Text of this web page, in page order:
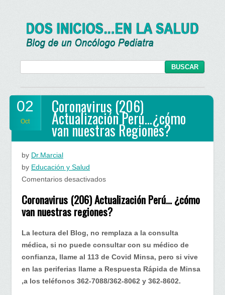
02
Oct
Coronavirus (206)
Actualización Perú…¿cómo
van nuestras Regiones?
by Dr.Marcial
by Educación y Salud
Comentarios desactivadosen
(206)
Actualización
¿cómo
Regiones?
Coronavirus (206) Actualización Perú… ¿cómo
van nuestras regiones?
La lectura del Blog, no remplaza a la consulta
médica, si no puede consultar con su médico de
confianza, llame al 113 de Covid Minsa, pero si vive
en las periferias llame a Respuesta Rápida de Minsa
,a los teléfonos 362-7088/362-8062 y 362-8602.